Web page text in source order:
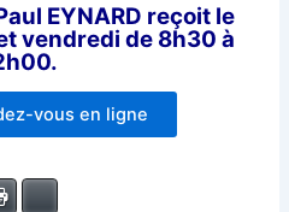
EYNARD reçoit le
vendredi de 8h30 à
vous en ligne